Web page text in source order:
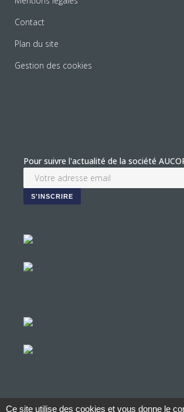
Contact
Plan du site
Gestion des cookies
Pour suivre l'actualité de la société
Ce site utilise des cookies et vous donne le